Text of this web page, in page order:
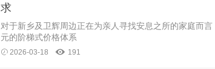
求
对于新乡及卫辉周边正在为亲人寻找安息之所的家庭而
元的阶梯式价格体系
2026-03-18 191